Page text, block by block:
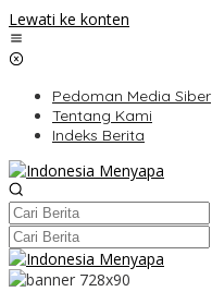
Lewati ke konten
Pedoman Media Siber
Tentang Kami
Indeks Berita